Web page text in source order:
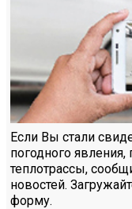
Если Вы стали
погодного
теплотрассы,
новостей.
форму.